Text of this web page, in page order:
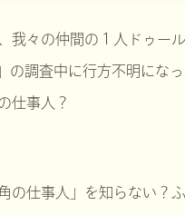
我々の仲間の１人ドゥー
の調査中に行方不明になっ
仕事人？
の仕事人」を知らない？